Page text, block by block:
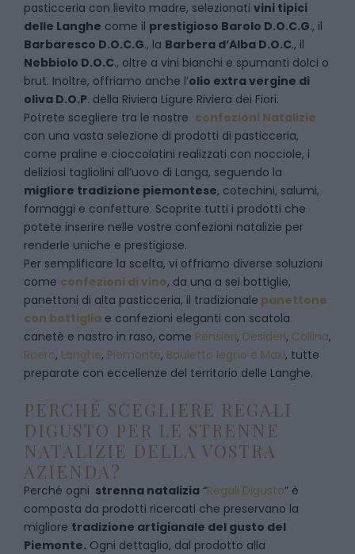
pasticceria con lievito madre, selezionati vini tipici
delle Langhe come il prestigioso Barolo D.O.C.G., il
Barbaresco D.O.C.G., la Barbera d’Alba D.O.C., il
Nebbiolo D.O.C., oltre a vini bianchi e spumanti dolci o
brut. Inoltre, offriamo anche l’olio extra vergine di
oliva D.O.P. della Riviera Ligure Riviera dei Fiori.
Potrete scegliere tra le nostre confezioni Natalizie
con una vasta selezione di prodotti di pasticceria,
come praline e cioccolatini realizzati con nocciole, i
deliziosi tagliolini all’uovo di Langa, seguendo la
migliore tradizione piemontese, cotechini, salumi,
formaggi e confetture. Scoprite tutti i prodotti che
potete inserire nelle vostre confezioni natalizie per
renderle uniche e prestigiose.
Per semplificare la scelta, vi offriamo diverse soluzioni
come confezioni di vino, da una a sei bottiglie,
panettoni di alta pasticceria, il tradizionale panettone
con bottiglia e confezioni eleganti con scatola
canetè e nastro in raso, come Pensieri, Desideri, Collina,
Roero, Langhe, Piemonte, Bauletto legno e Maxi, tutte
preparate con eccellenze del territorio delle Langhe.
PERCHÉ SCEGLIERE REGALI
DIGUSTO PER LE STRENNE
NATALIZIE DELLA VOSTRA
AZIENDA?
Perché ogni strenna natalizia “Regali Digusto” è
composta da prodotti ricercati che preservano la
migliore tradizione artigianale del gusto del
Piemonte. Ogni dettaglio, dal prodotto alla